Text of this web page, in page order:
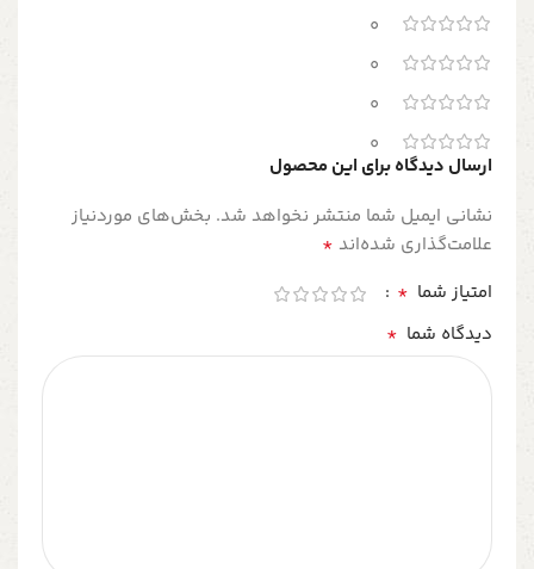
0
0
0
0
ارسال دیدگاه برای این محصول
نشانی ایمیل شما منتشر نخواهد شد. بخش‌های موردنیاز
علامت‌گذاری شده‌اند *
امتیاز شما *
دیدگاه شما *